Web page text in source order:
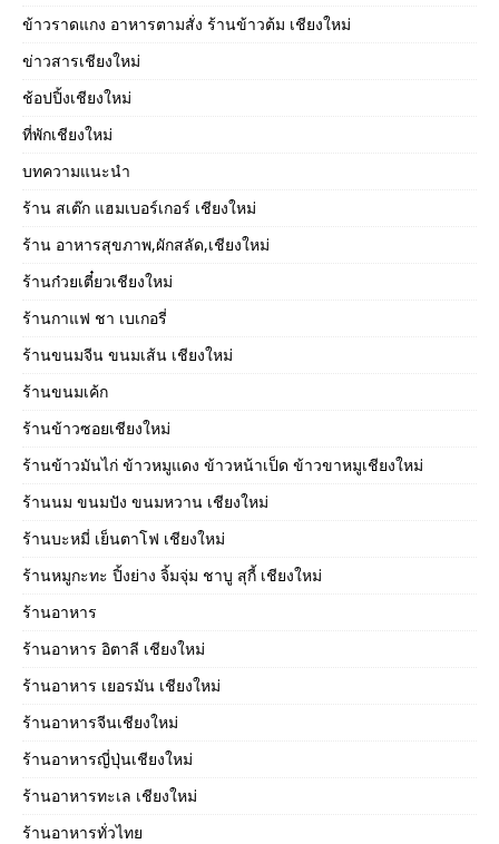
ข้าวราดแกง อาหารตามสั่ง ร้านข้าวต้ม เชียงใหม่
ข่าวสารเชียงใหม่
ช้อปปิ้งเชียงใหม่
ที่พักเชียงใหม่
บทความแนะนำ
ร้าน สเต๊ก แฮมเบอร์เกอร์ เชียงใหม่
ร้าน อาหารสุขภาพ,ผักสลัด,เชียงใหม่
ร้านก๋วยเตี๋ยวเชียงใหม่
ร้านกาแฟ ชา เบเกอรี่
ร้านขนมจีน ขนมเส้น เชียงใหม่
ร้านขนมเค้ก
ร้านข้าวซอยเชียงใหม่
ร้านข้าวมันไก่ ข้าวหมูแดง ข้าวหน้าเป็ด ข้าวขาหมูเชียงใหม่
ร้านนม ขนมปัง ขนมหวาน เชียงใหม่
ร้านบะหมี่ เย็นตาโฟ เชียงใหม่
ร้านหมูกะทะ ปิ้งย่าง จิ้มจุ่ม ชาบู สุกี้ เชียงใหม่
ร้านอาหาร
ร้านอาหาร อิตาลี เชียงใหม่
ร้านอาหาร เยอรมัน เชียงใหม่
ร้านอาหารจีนเชียงใหม่
ร้านอาหารญี่ปุ่นเชียงใหม่
ร้านอาหารทะเล เชียงใหม่
ร้านอาหารทั่วไทย